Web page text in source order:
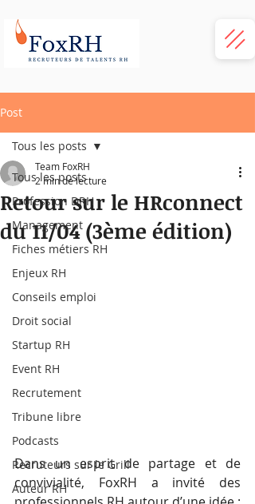
Post
Tous les posts
Profession DRH
Management
Fiches métiers RH
Enjeux RH
Conseils emploi
Droit social
Startup RH
Event RH
Recrutement
Tribune libre
Podcasts
Recruteurs sur le Grill
Auteur RH
Tous les posts
Retour sur le HRconnect
du 11/04 (3ème édition)
Team FoxRH
2 min de lecture
Dans un esprit de partage et de
convivialité, FoxRH a invité des